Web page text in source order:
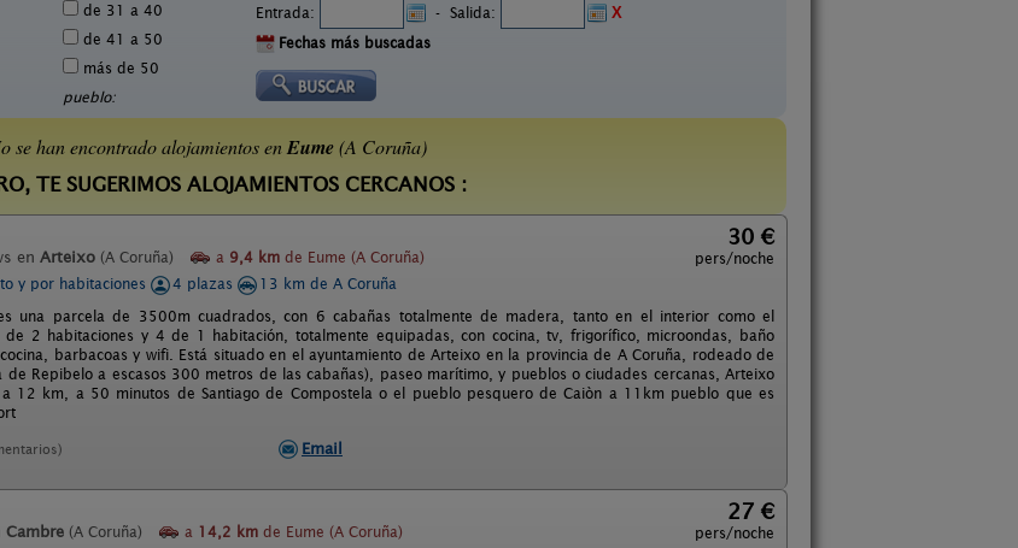
de 31 a 40
de 41 a 50
más de 50
pueblo:
Entrada:
- Salida:
X
Fechas más buscadas
se han encontrado alojamientos enEume(A Coruña)
TE SUGERIMOS ALOJAMIENTOS CERCANOS :
en Arteixo (A Coruña) a 9,4 km de Eume (A Coruña)
30 €
pers/noche
y por habitaciones
4 plazas
13 km de A Coruña
una parcela de 3500m cuadrados, con 6 cabañas totalmente de madera, tanto en el interior como el
2 habitaciones y 4 de 1 habitación, totalmente equipadas, con cocina, tv, frigorífico, microondas, baño
barbacoas y wifi. Está situado en el ayuntamiento de Arteixo en la provincia de A Coruña, rodeado de
de Repibelo a escasos 300 metros de las cabañas), paseo marítimo, y pueblos o ciudades cercanas, Arteixo
12 km, a 50 minutos de Santiago de Compostela o el pueblo pesquero de Caiòn a 11km pueblo que es
Email
Cambre (A Coruña) a 14,2 km de Eume (A Coruña)
27 €
pers/noche